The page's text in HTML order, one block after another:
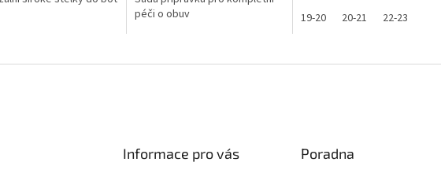
péči o obuv
19-20
20-21 22-23
Informace pro vás Poradna